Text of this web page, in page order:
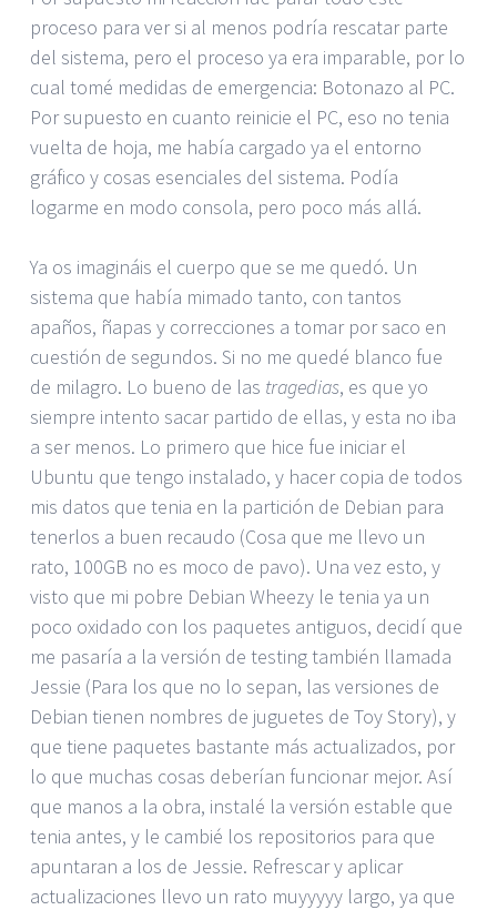
proceso para ver si al menos podría rescatar parte
del sistema, pero el proceso ya era imparable, por lo
cual tomé medidas de emergencia: Botonazo al PC.
Por supuesto en cuanto reinicie el PC, eso no tenia
vuelta de hoja, me había cargado ya el entorno
gráfico y cosas esenciales del sistema. Podía
logarme en modo consola, pero poco más allá.
Ya os imagináis el cuerpo que se me quedó. Un
sistema que había mimado tanto, con tantos
apaños, ñapas y correcciones a tomar por saco en
cuestión de segundos. Si no me quedé blanco fue
de milagro. Lo bueno de las tragedias, es que yo
siempre intento sacar partido de ellas, y esta no iba
a ser menos. Lo primero que hice fue iniciar el
Ubuntu que tengo instalado, y hacer copia de todos
mis datos que tenia en la partición de Debian para
tenerlos a buen recaudo (Cosa que me llevo un
rato, 100GB no es moco de pavo). Una vez esto, y
visto que mi pobre Debian Wheezy le tenia ya un
poco oxidado con los paquetes antiguos, decidí que
me pasaría a la versión de testing también llamada
Jessie (Para los que no lo sepan, las versiones de
Debian tienen nombres de juguetes de Toy Story), y
que tiene paquetes bastante más actualizados, por
lo que muchas cosas deberían funcionar mejor. Así
que manos a la obra, instalé la versión estable que
tenia antes, y le cambié los repositorios para que
apuntaran a los de Jessie. Refrescar y aplicar
actualizaciones llevo un rato muyyyyy largo, ya que